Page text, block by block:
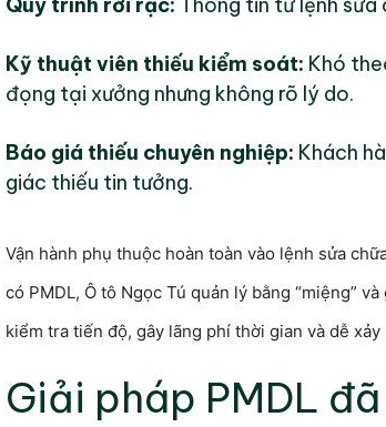
Kỹ thuật viên thiếu kiểm soát: Khó
đọng tại xưởng nhưng không rõ lý do.
Báo giá thiếu chuyên nghiệp: Khách
giác thiếu tin tưởng.
Vận hành phụ thuộc hoàn toàn vào lệnh sửa
có PMDL, Ô tô Ngọc Tú quản lý bằng “miệng”
kiểm tra tiến độ, gây lãng phí thời gian và dễ
Giải pháp PMDL